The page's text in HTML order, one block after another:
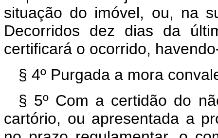
situação do imóvel, ou, na
Decorridos dez dias da
certificará o ocorrido,
§ 4º Purgada a mora
§ 5º Com a certidão do
cartório, ou apresentada a